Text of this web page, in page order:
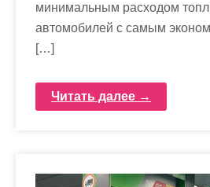
минимальным расходом
автомобилей с самым
[…]
Читать далее →